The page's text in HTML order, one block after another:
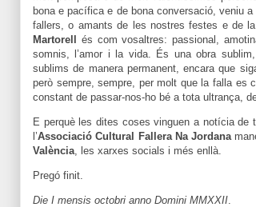
bona e pacífica e de bona conversació, veniu a
fallers, o amants de les nostres festes e de
Martorell
és com vosaltres: passional,
somnis, l’amor i la vida. És una obra
sublims de manera permanent, encara que
però sempre, sempre, per molt que la falla es
constant de passar-nos-ho bé a tota ultrança,
E perquè les dites coses vinguen a notícia
l’Associació Cultural Fallera Na Jordana
València, les xarxes socials i més enllà.
Pregó finit.
Die I mensis octobri anno Domini MMXXII.